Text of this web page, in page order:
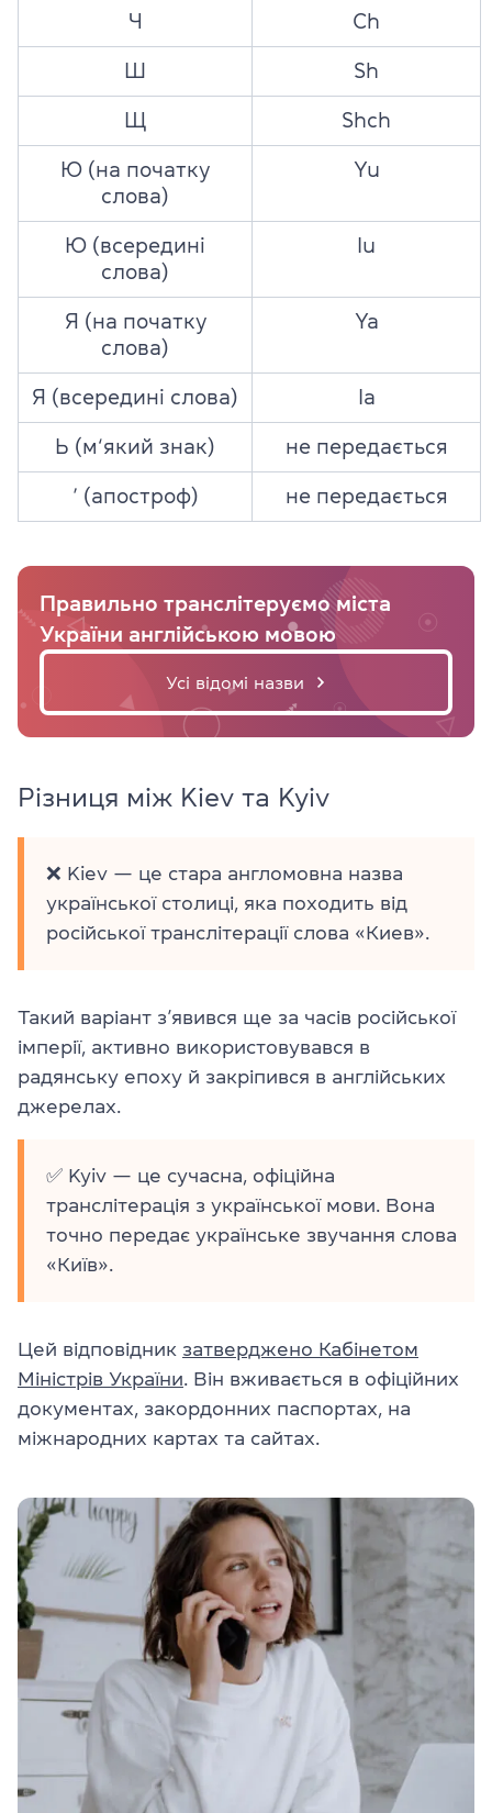
Ч Ch
Ш Sh
Щ Shch
Ю (на початку
слова)
Yu
Ю (всередині
слова)
Iu
Я (на початку
слова)
Ya
Я (всередині слова) Ia
Ь (м‘який знак) не передається
’ (апостроф) не передається
Правильно транслітеруємо міста
України англійською мовою
Усі відомі назви
Різниця між Kiev та Kyiv
❌ Kiev — це стара англомовна назва
української столиці, яка походить від
російської транслітерації слова «Киев».
Такий варіант з’явився ще за часів російської
імперії, активно використовувався в
радянську епоху й закріпився в англійських
джерелах.
✅ Kyiv — це сучасна, офіційна
транслітерація з української мови. Вона
точно передає українське звучання слова
«Київ».
Цей відповідник затверджено Кабінетом
Міністрів України. Він вживається в офіційних
документах, закордонних паспортах, на
міжнародних картах та сайтах.